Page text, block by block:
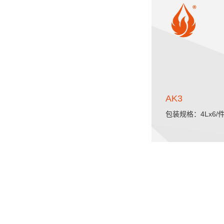
AK3
包装规格：4Lx6/